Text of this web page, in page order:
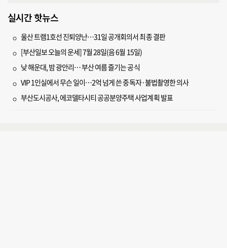
실시간 핫뉴스
울산 트램1호선 진퇴양난…31일 공개회의서 최종 결판
[부산일보 오늘의 운세] 7월 28일(음 6월 15일)
낮 해운대, 밤 광안리… 부산 여름 즐기는 공식
VIP 1인실에서 무슨 일이…2억 넘게 쓴 중독자·불법촬영한 의사
부산도시공사, 에코델타시티 공공분양주택 사업계획 발표